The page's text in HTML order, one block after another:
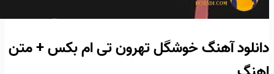
دانلود آهنگ خوشگل تهرون تی ام بکس + متن